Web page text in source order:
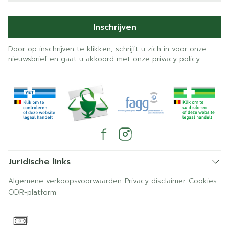
Inschrijven
Door op inschrijven te klikken, schrijft u zich in voor onze
nieuwsbrief en gaat u akkoord met onze privacy policy.
Juridische links
Algemene verkoopsvoorwaarden Privacy disclaimer Cookies
ODR-platform